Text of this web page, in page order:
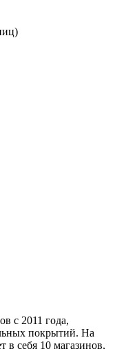
с 2011 года,
покрытий. На
в себя 10 магазинов,